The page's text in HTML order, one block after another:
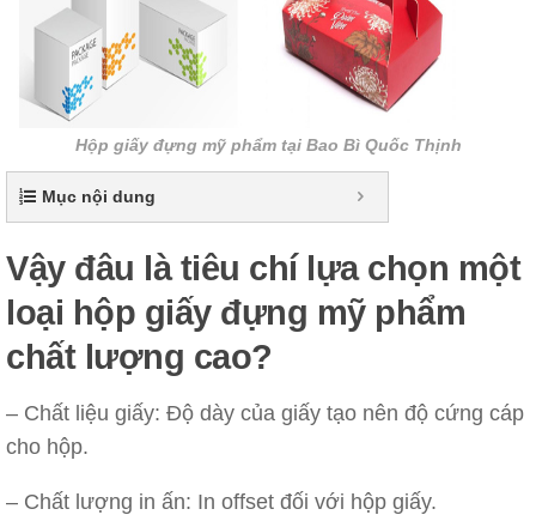
Hộp giấy đựng mỹ phẩm tại Bao Bì Quốc Thịnh
Mục nội dung
Vậy đâu là tiêu chí lựa chọn một
loại hộp giấy đựng mỹ phẩm
chất lượng cao?
– Chất liệu giấy: Độ dày của giấy tạo nên độ cứng cáp
cho hộp.
– Chất lượng in ấn: In offset đối với hộp giấy.